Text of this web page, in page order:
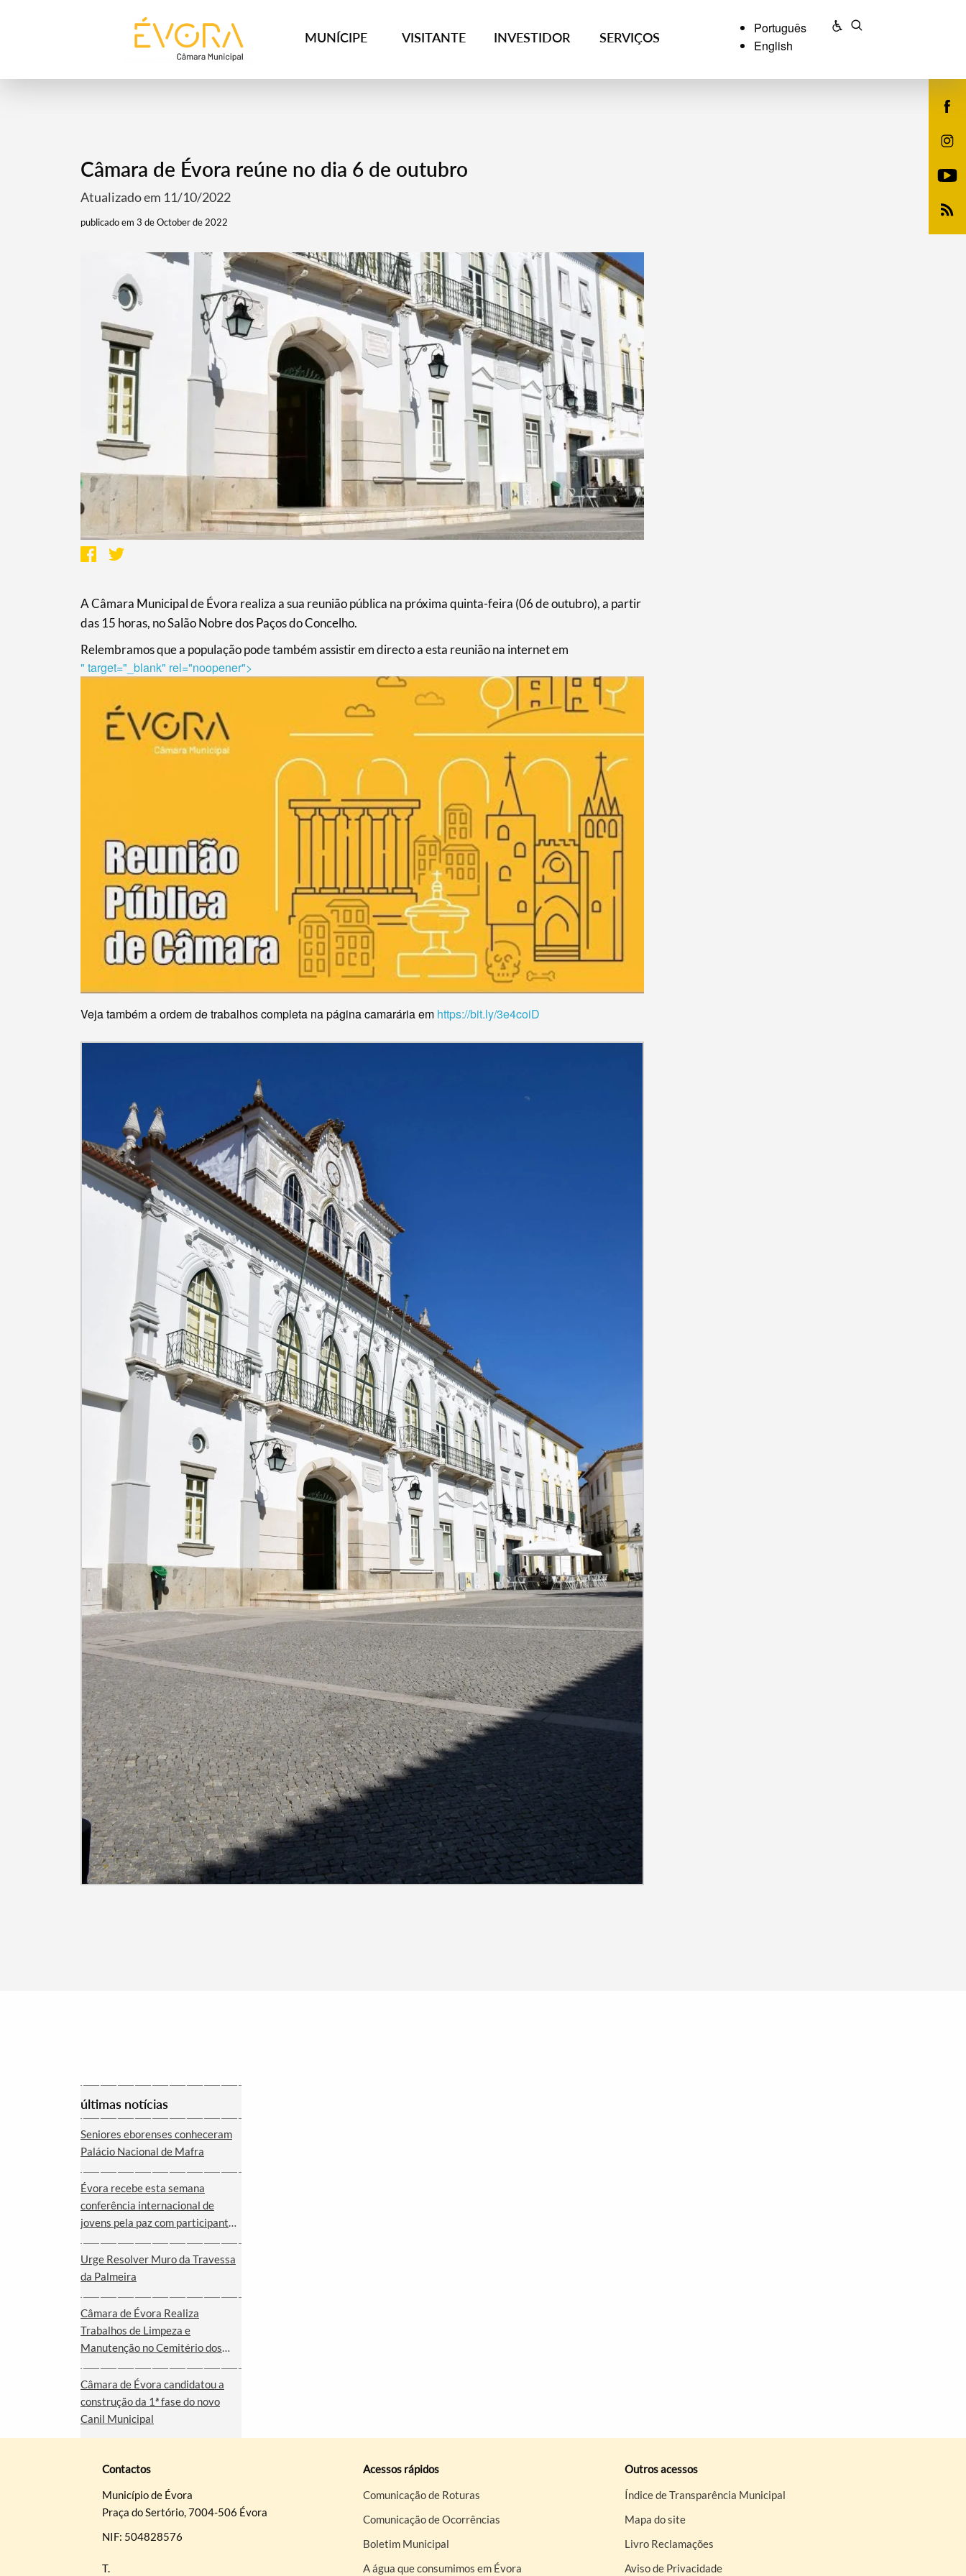
MUNÍCIPE VISITANTE INVESTIDOR SERVIÇOS
Português
English
Termo de Pesquisa
Categorias gerais
Filtros
Câmara de Évora reúne no dia 6 de outubro
Atualizado em 11/10/2022
publicado em 3 de October de 2022
A Câmara Municipal de Évora realiza a sua reunião pública na próxima quinta-feira (06 de outubro), a partir
das 15 horas, no Salão Nobre dos Paços do Concelho.
Relembramos que a população pode também assistir em directo a esta reunião na internet em
" target="_blank" rel="noopener">
Veja também a ordem de trabalhos completa na página camarária em https://bit.ly/3e4coiD
últimas notícias
Seniores eborenses conheceram
Palácio Nacional de Mafra
Évora recebe esta semana
conferência internacional de
jovens pela paz com participantes
Urge Resolver Muro da Travessa
da Palmeira
Câmara de Évora Realiza
Trabalhos de Limpeza e
Manutenção no Cemitério dos
Câmara de Évora candidatou a
construção da 1ª fase do novo
Canil Municipal
Contactos
Município de Évora
Praça do Sertório, 7004-506 Évora
NIF: 504828576
T.
Acessos rápidos
Comunicação de Roturas
Comunicação de Ocorrências
Boletim Municipal
A água que consumimos em Évora
Outros acessos
Índice de Transparência Municipal
Mapa do site
Livro Reclamações
Aviso de Privacidade